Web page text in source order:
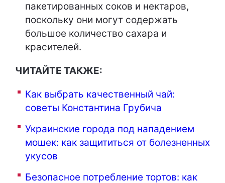
пакетированных соков и нектаров,
поскольку они могут содержать
большое количество сахара и
красителей.
ЧИТАЙТЕ ТАКЖЕ:
Как выбрать качественный чай:
советы Константина Грубича
Украинские города под нападением
мошек: как защититься от болезненных
укусов
Безопасное потребление тортов: как